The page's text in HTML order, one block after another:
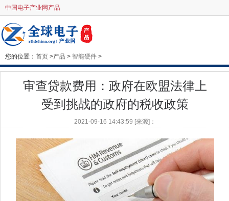
中国电子产业网产品
您的位置： 首页 >产品 > 智能硬件 >
审查贷款费用：政府在欧盟法律上
受到挑战的政府的税收政策
2021-09-16 14:43:59 [来源]：